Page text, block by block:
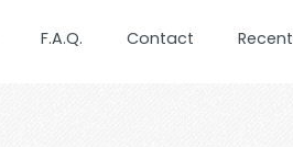
F.A.Q. Contact Recent